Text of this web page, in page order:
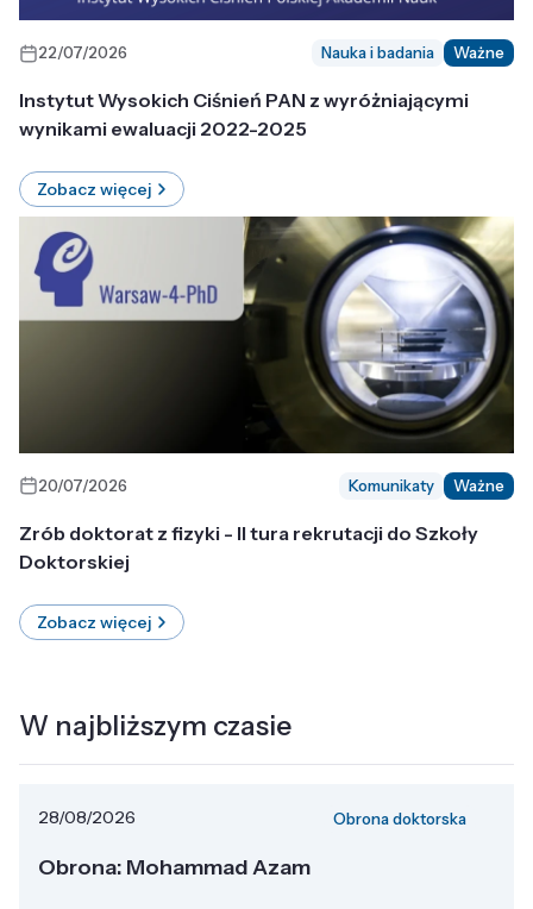
22/07/2026 Nauka i badania Ważne
Instytut Wysokich Ciśnień PAN z wyróżniającymi
wynikami ewaluacji 2022-2025
Zobacz więcej
20/07/2026 Komunikaty Ważne
Zrób doktorat z fizyki - II tura rekrutacji do Szkoły
Doktorskiej
Zobacz więcej
W najbliższym czasie
28/08/2026 Obrona doktorska
Obrona: Mohammad Azam